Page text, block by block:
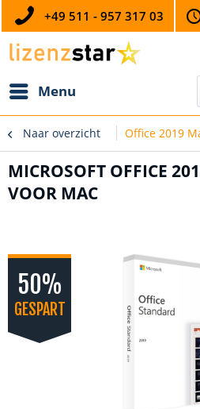
+49 511 - 957 317 03
Menu
Naar overzicht Office 2019
MICROSOFT OFFICE
VOOR MAC
50%
GESPART